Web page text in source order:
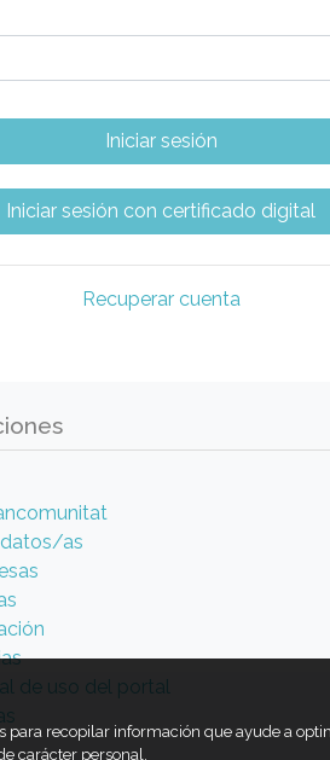
Recuperar cuenta
as
de uso del portal
para recopilar información que ayude a
carácter personal.